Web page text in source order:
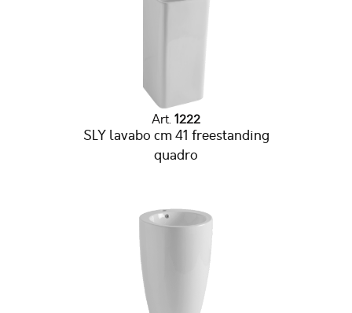
Art. 1222
SLY lavabo cm 41 freestanding
quadro